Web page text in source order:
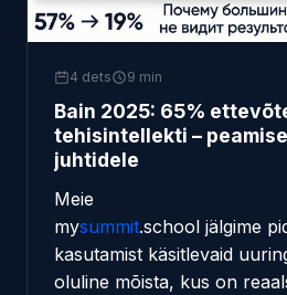
4 dets 9 min
Bain 2025: 65%
tehisintellekti –
juhtidele
Meie
mysummit.school jälgime
kasutamist käsitlevaid
oluline mõista, kus on